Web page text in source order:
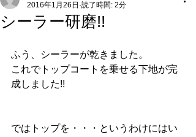
シーラー研磨!!
2016年1月26日 読了時間: 2分
ふう、シーラーが乾きました。
これでトップコートを乗せる下地が完
成しました!!
ではトップを・・・というわけにはい